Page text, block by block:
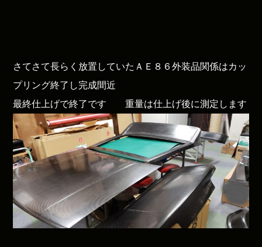
さてさて長らく放置していたＡＥ８６外装品関係はカッ
プリング終了し完成間近
最終仕上げで終了です 重量は仕上げ後に測定します